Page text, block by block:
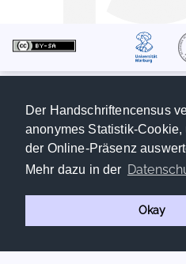
Der Handschriftencensus
anonymes Statistik-Cookie,
der Online-Präsenz
Mehr dazu in der
Okay